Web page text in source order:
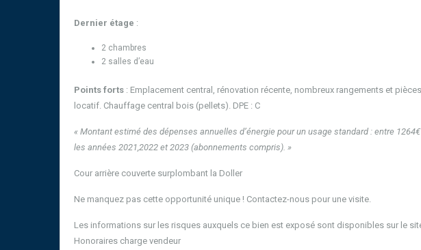
Dernier étage :
2 chambres
2 salles d’eau
Points forts : Emplacement central, rénovation récente, nombreux rangements et
locatif. Chauffage central bois (pellets). DPE : C
« Montant estimé des dépenses annuelles d’énergie pour un usage standard : entre
les années 2021,2022 et 2023 (abonnements compris). »
Cour arrière couverte surplombant la Doller
Ne manquez pas cette opportunité unique ! Contactez-nous pour une visite.
Les informations sur les risques auxquels ce bien est exposé sont disponibles sur le
Honoraires charge vendeur